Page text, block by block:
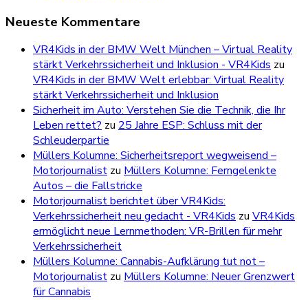
Neueste Kommentare
VR4Kids in der BMW Welt München – Virtual Reality
stärkt Verkehrssicherheit und Inklusion - VR4Kids zu
VR4Kids in der BMW Welt erlebbar: Virtual Reality
stärkt Verkehrssicherheit und Inklusion
Sicherheit im Auto: Verstehen Sie die Technik, die Ihr
Leben rettet? zu 25 Jahre ESP: Schluss mit der
Schleuderpartie
Müllers Kolumne: Sicherheitsreport wegweisend –
Motorjournalist zu Müllers Kolumne: Ferngelenkte
Autos – die Fallstricke
Motorjournalist berichtet über VR4Kids:
Verkehrssicherheit neu gedacht - VR4Kids zu VR4Kids
ermöglicht neue Lernmethoden: VR-Brillen für mehr
Verkehrssicherheit
Müllers Kolumne: Cannabis-Aufklärung tut not –
Motorjournalist zu Müllers Kolumne: Neuer Grenzwert
für Cannabis